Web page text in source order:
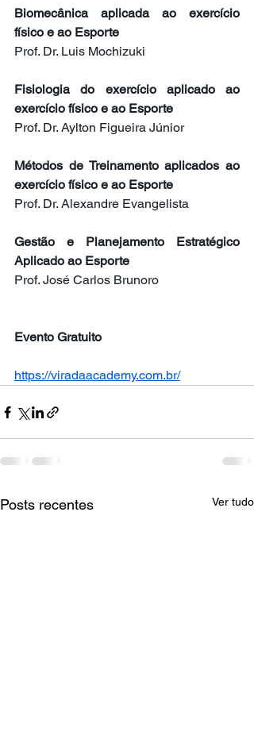
Biomecânica aplicada ao exercício
físico e ao Esporte
Prof. Dr. Luis Mochizuki
Fisiologia do exercício aplicado ao
exercício físico e ao Esporte
Prof. Dr. Aylton Figueira Júnior
Métodos de Treinamento aplicados ao
exercício físico e ao Esporte
Prof. Dr. Alexandre Evangelista
Gestão e Planejamento Estratégico
Aplicado ao Esporte
Prof. José Carlos Brunoro
Evento Gratuito
https://viradaacademy.com.br/
Posts recentes Ver tudo